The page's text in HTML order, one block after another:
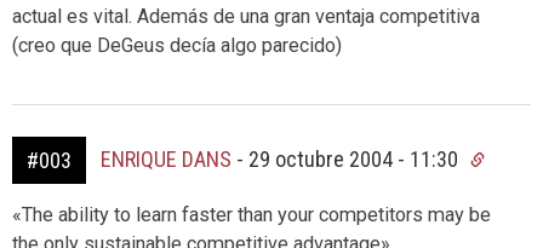
actual es vital. Además de una gran ventaja competitiva
(creo que DeGeus decía algo parecido)
#003 ENRIQUE DANS - 29 octubre 2004 - 11:30
«The ability to learn faster than your competitors may be